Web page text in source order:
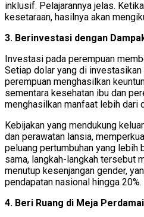
inklusif. Pelajarannya jelas.
kesetaraan, hasilnya akan
3. Berinvestasi dengan
Investasi pada perempuan
Setiap dolar yang di
perempuan menghasilkan
sementara kesehatan ibu dan
menghasilkan manfaat lebih dari
Kebijakan yang mendukung
dan perawatan lansia,
peluang pertumbuhan yang lebih
sama, langkah-langkah tersebut
menutup kesenjangan gender,
pendapatan nasional hingga 20%.
4. Beri Ruang di Meja